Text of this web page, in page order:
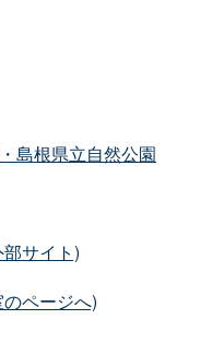
島根県立自然公園
サイト)
ページへ)